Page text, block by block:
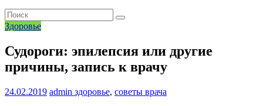
Здоровье
Судороги: эпилепсия или другие
причины, запись к врачу
24.02.2019 admin здоровье, советы врача